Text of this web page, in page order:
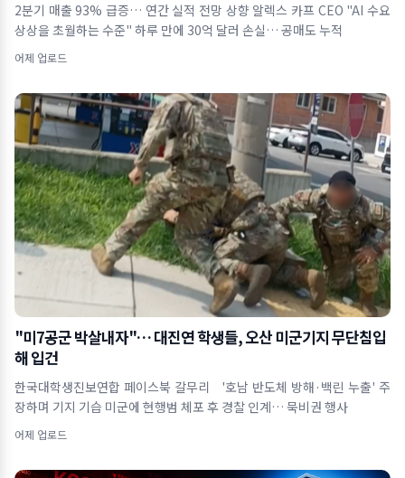
2분기 매출 93% 급증… 연간 실적 전망 상향 알렉스 카프 CEO "AI 수요
상상을 초월하는 수준" 하루 만에 30억 달러 손실… 공매도 누적
어제 업로드
"미7공군 박살내자"… 대진연 학생들, 오산 미군기지 무단침입
해 입건
한국대학생진보연합 페이스북 갈무리 '호남 반도체 방해·백린 누출' 주
장하며 기지 기습 미군에 현행범 체포 후 경찰 인계… 묵비권 행사
어제 업로드